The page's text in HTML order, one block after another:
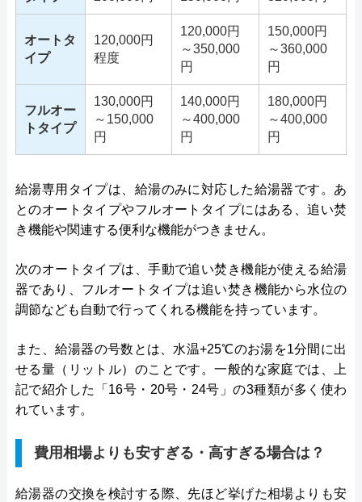
オートタ
イプ
120,000円
程度
120,000円
～350,000
円
150,000円
～360,000
円
フルオー
トタイプ
130,000円
～150,000
円
140,000円
～400,000
円
180,000円
～400,000
円
給湯専用タイプは、給湯のみに対応した給湯器です。あ
とのオートタイプやフルオートタイプにはある、追い焚
き機能や関連する便利な機能がつきません。
次のオートタイプは、手動で追い焚き機能が使える給湯
器であり、フルオートタイプは追い焚き機能から水位の
調節なども自動で行ってくれる機能を持っています。
また、給湯器の号数とは、水温+25℃のお湯を1分間に出
せる量（リットル）のことです。一般的な家庭では、上
記で紹介した「16号・20号・24号」の3種類が多く使わ
れています。
費用相場よりも安すぎる・高すぎる場合は？
給湯器の交換を検討する際、先ほど挙げた相場よりも安